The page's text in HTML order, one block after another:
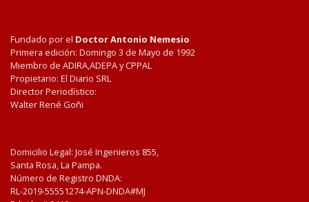
Fundado por el Doctor Antonio Nemesio
Primera edición: Domingo 3 de Mayo de 1992
Miembro de ADIRA,ADEPA y CPPAL
Propietario: El Diario SRL
Director Periodístico:
Walter René Goñi
Domicilio Legal: José Ingenieros 855,
Santa Rosa, La Pampa.
Número de Registro DNDA:
RL-2019-55551274-APN-DNDA#MJ